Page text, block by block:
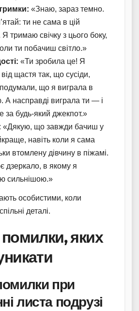
«Знаю, зараз темно.
ти не сама в цій
Я тримаю свічку з цього боку,
ти побачиш світло.»
«Ти зробила це! Я
щастя так, що сусіди,
що я виграла в
А насправді виграла ти — і
за будь-який джекпот.»
«Дякую, що завжди бачиш у
навіть коли я сама
втомлену дівчину в піжамі.
дзеркало, в якому я
сильнішою.»
особистими, коли
деталі.
яких
при
листа подрузі